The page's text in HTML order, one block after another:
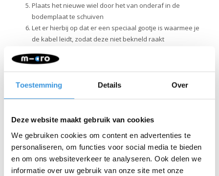
Toestemming Details Over
Deze website maakt gebruik van cookies
We gebruiken cookies om content en advertenties te
personaliseren, om functies voor social media te bieden
en om ons websiteverkeer te analyseren. Ook delen we
informatie over uw gebruik van onze site met onze
Plaats het nieuwe wiel door het van onderaf in de
bodemplaat te schuiven
Let er hierbij op dat er een speciaal gootje is waarmee je
de kabel leidt, zodat deze niet bekneld raakt
Connect de kabel in de printplaat en monteer alles weer
terug.
Iets extra's erbij?